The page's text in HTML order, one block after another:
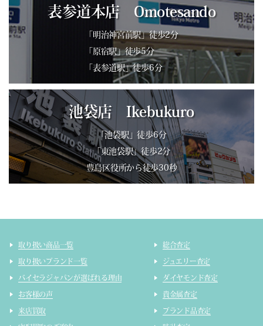
表参道本店 Omotesando
「明治神宮前駅」徒歩2分
「原宿駅」徒歩5分
「表参道駅」徒歩6分
池袋店 Ikebukuro
「池袋駅」徒歩6分
「東池袋駅」徒歩2分
豊島区役所から徒歩30秒
取り扱い商品一覧
取り扱いブランド一覧
バイセラジャパンが選ばれる理由
お客様の声
来店買取
総合査定
ジュエリー査定
ダイヤモンド査定
貴金属査定
ブランド品査定